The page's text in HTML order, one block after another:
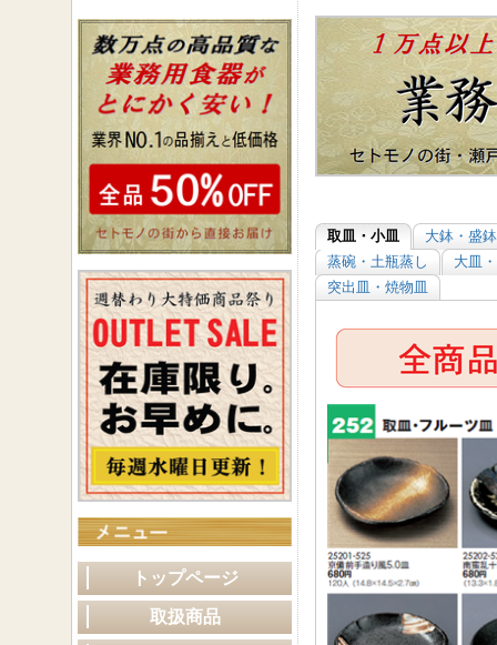
取皿・小皿
大鉢・盛鉢
蒸碗・土瓶蒸し
大皿
突出皿・焼物皿
トップページ
取扱商品